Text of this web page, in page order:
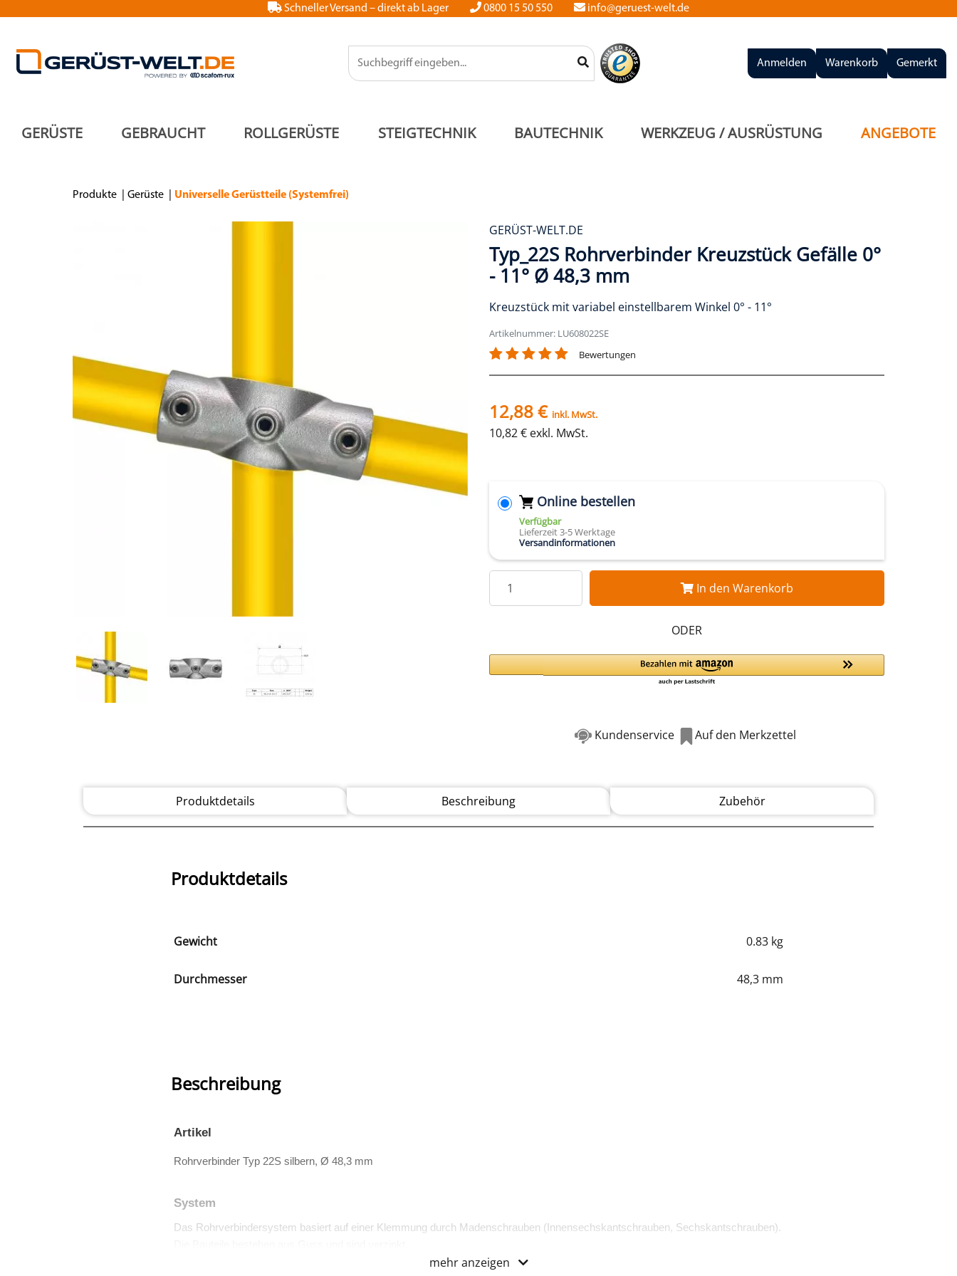
Schneller Versand – direkt ab Lager 0800 15 50 550 info@geruest-welt.de
Anmelden Warenkorb Gemerkt
GERÜSTE GEBRAUCHT ROLLGERÜSTE STEIGTECHNIK BAUTECHNIK WERKZEUG / AUSRÜSTUNG ANGEBOTE
Produkte Gerüste Universelle Gerüstteile (Systemfrei)
GERÜST-WELT.DE
Typ_22S Rohrverbinder Kreuzstück Gefälle 0°
- 11° Ø 48,3 mm
Kreuzstück mit variabel einstellbarem Winkel 0° - 11°
Artikelnummer: LU608022SE
Bewertungen
12,88 € inkl. MwSt.
10,82 € exkl. MwSt.
Online bestellen
Verfügbar
Lieferzeit 3-5 Werktage
Versandinformationen
In den Warenkorb
ODER
Kundenservice Auf den Merkzettel
Produktdetails Beschreibung Zubehör
Produktdetails
Gewicht 0.83 kg
Durchmesser 48,3 mm
Beschreibung
Artikel
Rohrverbinder Typ 22S silbern, Ø 48,3 mm
System
Das Rohrverbindersystem basiert auf einer Klemmung durch Madenschrauben (Innensechskantschrauben, Sechskantschrauben).
mehr anzeigen